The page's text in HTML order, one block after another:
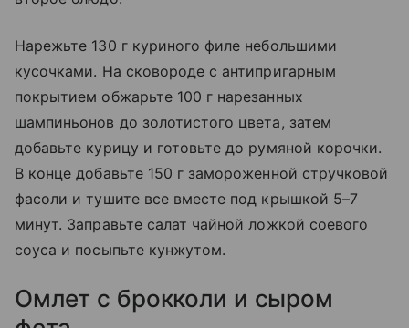
Нарежьте 130 г куриного филе небольшими
кусочками. На сковороде с антипригарным
покрытием обжарьте 100 г нарезанных
шампиньонов до золотистого цвета, затем
добавьте курицу и готовьте до румяной корочки.
В конце добавьте 150 г замороженной стручковой
фасоли и тушите все вместе под крышкой 5–7
минут. Заправьте салат чайной ложкой соевого
соуса и посыпьте кунжутом.
Омлет с брокколи и сыром